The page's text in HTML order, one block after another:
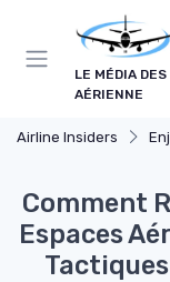
LE MÉDIA
AÉRIENNE
Airline Insiders
Comment
Espaces
Panneau de